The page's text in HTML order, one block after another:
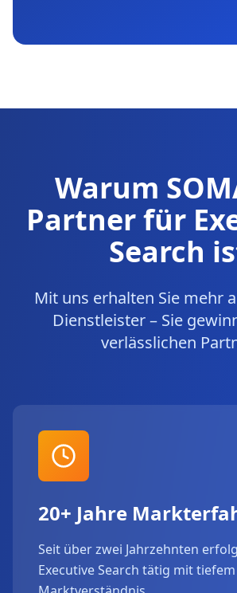
Warum
Partner für
Search
Mit uns erhalten Sie mehr
Dienstleister – Sie
verlässlichen
20+ Jahre
Seit über zwei Jahrzehnten
Executive Search tätig mit tiefem